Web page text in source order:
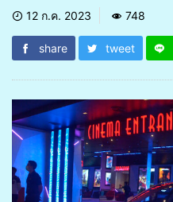
12 ก.ค. 2023 748
share tweet